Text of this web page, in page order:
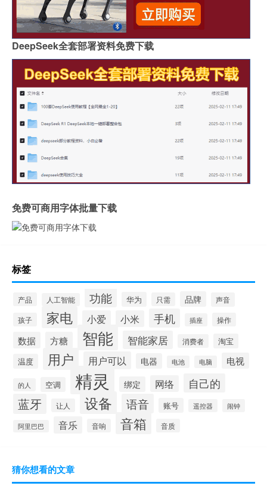
DeepSeek全套部署资料免费下载
免费可商用字体批量下载
标签
产品 人工智能 功能 华为 只需 品牌 声音
孩子 家电 小爱 小米 手机 插座 操作
数据 方糖 智能 智能家居 消费者
淘宝
温度
用户 用户可以 电器 电池 电脑 电视
的人 空调 精灵 绑定 网络 自己的
蓝牙 让人 设备 语音 账号 遥控器 闹钟
阿里巴巴 音乐 音响 音箱 音质
猜你想看的文章